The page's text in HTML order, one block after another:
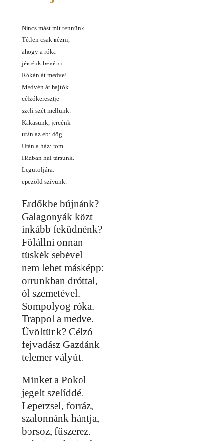
Nincs mást mit tennünk.
Tétlen csak nézni,
ahogy a róka
jércénk bevérzi.
Rókán át medve!
Medvén át hajtók
célzókeresztje
szeli szét mellünk.
Kakasunk, jércénk
után az eb: dög.
Után a ház: rom.
Házban hal társunk.
Legutoljára:
epezöld szívünk.
Erdőkbe bújnánk?
Galagonyák közt
inkább feküdnénk?
Fölállni onnan
tüskék sebével
nem lehet másképp:
orrunkban dróttal,
ól szemetével.
Sompolyog róka.
Trappol a medve.
Üvöltünk? Célzó
fejvadász Gazdánk
telemer vályút.
Minket a Pokol
jegelt szelíddé.
Leperzsel, forráz,
szalonnánk hántja,
borsoz, fűszerez.